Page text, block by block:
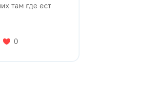
там где ест
0